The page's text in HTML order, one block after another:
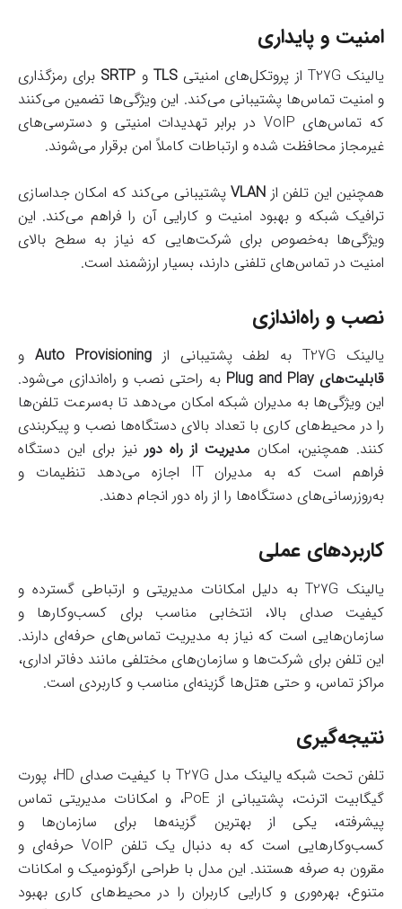
امنیت و پایداری
یالینک T27G از پروتکل‌های امنیتی TLS و SRTP برای رمزگذاری
و امنیت تماس‌ها پشتیبانی می‌کند. این ویژگی‌ها تضمین می‌کنند
که تماس‌های VoIP در برابر تهدیدات امنیتی و دسترسی‌های
غیرمجاز محافظت شده و ارتباطات کاملاً امن برقرار می‌شوند.
همچنین این تلفن از VLANپشتیبانی می‌کند که امکان جداسازی
ترافیک شبکه و بهبود امنیت و کارایی آن را فراهم می‌کند. این
ویژگی‌ها به‌خصوص برای شرکت‌هایی که نیاز به سطح بالای
امنیت در تماس‌های تلفنی دارند، بسیار ارزشمند است.
نصب و راه‌اندازی
یالینک T27G به لطف پشتیبانی از Auto Provisioning و
قابلیت‌های Plug and Play
به راحتی نصب و راه‌اندازی می‌شود.
این ویژگی‌ها به مدیران شبکه امکان می‌دهد تا به‌سرعت تلفن‌ها
را در محیط‌های کاری با تعداد بالای دستگاه‌ها نصب و پیکربندی
کنند. همچنین، امکان مدیریت از راه دور نیز برای این دستگاه
فراهم است که به مدیران IT اجازه می‌دهد تنظیمات و
به‌روزرسانی‌های دستگاه‌ها را از راه دور انجام دهند.
کاربردهای عملی
یالینک T27G به دلیل امکانات مدیریتی و ارتباطی گسترده و
کیفیت صدای بالا، انتخابی مناسب برای کسب‌وکارها و
سازمان‌هایی است که نیاز به مدیریت تماس‌های حرفه‌ای دارند.
این تلفن برای شرکت‌ها و سازمان‌های مختلفی مانند دفاتر اداری،
مراکز تماس، و حتی هتل‌ها گزینه‌ای مناسب و کاربردی است.
نتیجه‌گیری
تلفن تحت شبکه یالینک مدل T27G با کیفیت صدای HD، پورت
گیگابیت اترنت، پشتیبانی از PoE، و امکانات مدیریتی تماس
پیشرفته، یکی از بهترین گزینه‌ها برای سازمان‌ها و
کسب‌وکارهایی است که به دنبال یک تلفن VoIP حرفه‌ای و
مقرون به صرفه هستند. این مدل با طراحی ارگونومیک و امکانات
متنوع، بهره‌وری و کارایی کاربران را در محیط‌های کاری بهبود